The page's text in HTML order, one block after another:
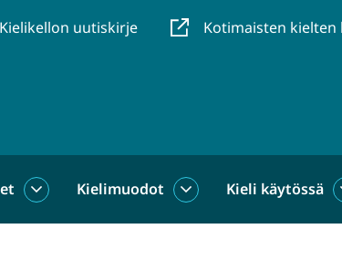
uutiskirje Kotimaisten kielten
NimetKielimuodot
KielimuodotKieli käytössä